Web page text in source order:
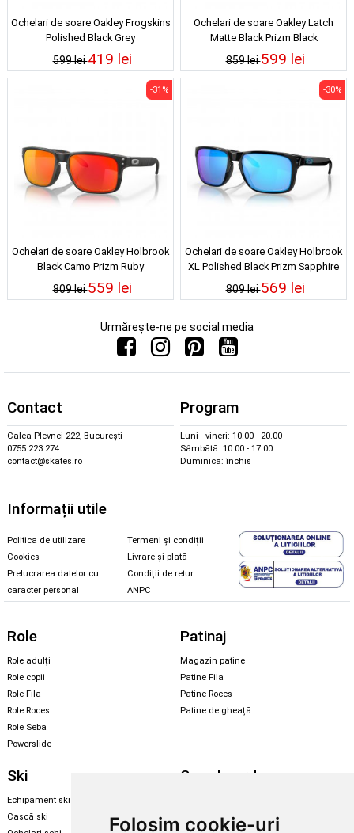
Folosim cookie-uri
Ochelari de soare Oakley Frogskins
Polished Black Grey
599 lei419 lei
Ochelari de soare Oakley Latch
Matte Black Prizm Black
859 lei599 lei
Ochelari de soare Oakley Holbrook
Black Camo Prizm Ruby
809 lei
-31%
559 lei
Ochelari de soare Oakley Holbrook
XL Polished Black Prizm Sapphire
809 lei
-30%
569 lei
Urmărește-ne pe social media
Contact
Calea Plevnei 222, București
0755 223 274
contact@skates.ro
Program
Luni - vineri: 10.00 - 20.00
Sâmbătă: 10.00 - 17.00
Duminică: închis
Informații utile
Politica de utilizare
Cookies
Prelucrarea datelor cu
caracter personal
Termeni și condiții
Livrare și plată
Condiții de retur
ANPC
Role
Role adulți
Role copii
Role Fila
Role Roces
Role Seba
Powerslide
Patinaj
Magazin patine
Patine Fila
Patine Roces
Patine de gheață
Ski
Echipament ski
Cască ski
Snowboard
Echipament snowboard